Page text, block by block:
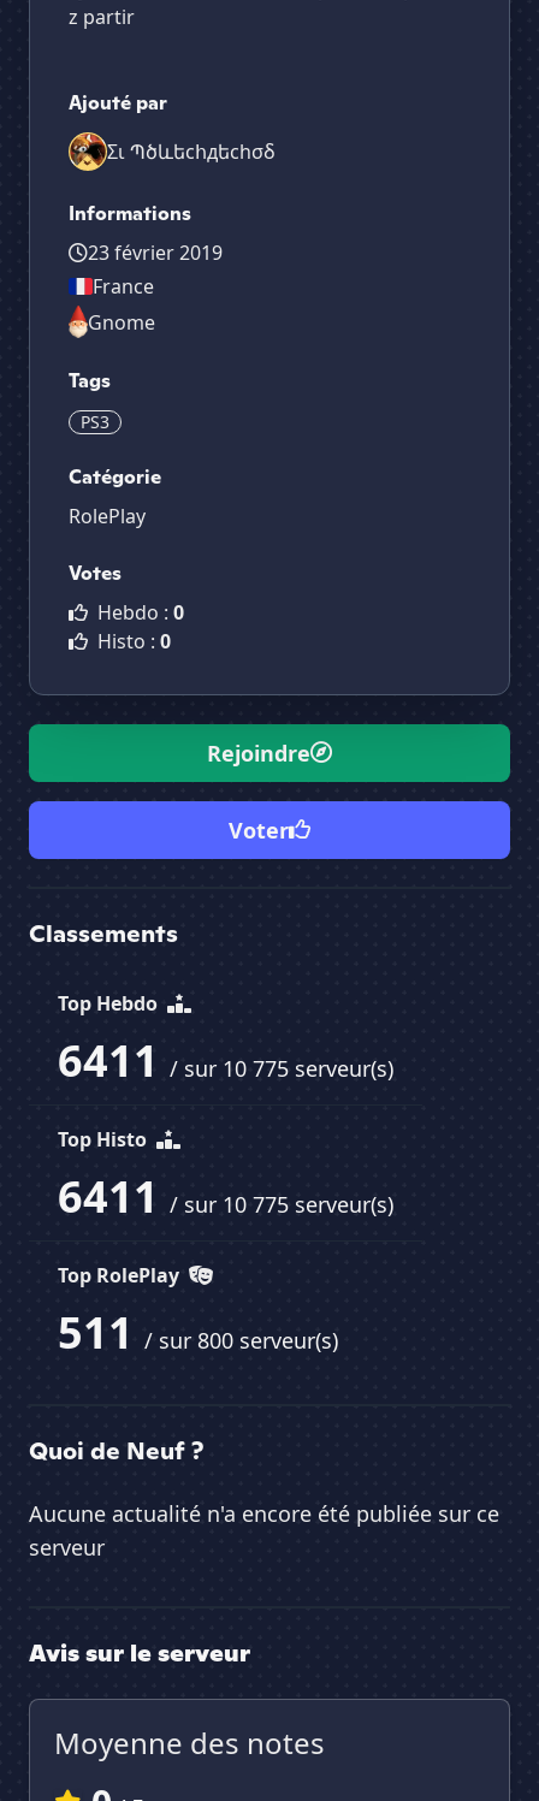
z partir
Ajouté par
Σι Պծևեсհдեсhσδ
Informations
23 février 2019
France
Gnome
Tags
PS3
Catégorie
RolePlay
Votes
Hebdo : 0
Histo : 0
Rejoindre
Voter
Classements
Top Hebdo
6411 / sur 10 775 serveur(s)
Top Histo
6411 / sur 10 775 serveur(s)
Top RolePlay
511 / sur 800 serveur(s)
Quoi de Neuf ?
Aucune actualité n'a encore été publiée sur ce
serveur
Avis sur le serveur
Moyenne des notes